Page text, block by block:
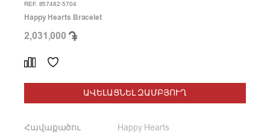
REF. 857482-5704
Happy Hearts Bracelet
2,031,000
ԱՎԵԼԱՑՆԵԼ ԶԱՄԲՅՈՒՂ
Հավաքածու
Happy Hearts